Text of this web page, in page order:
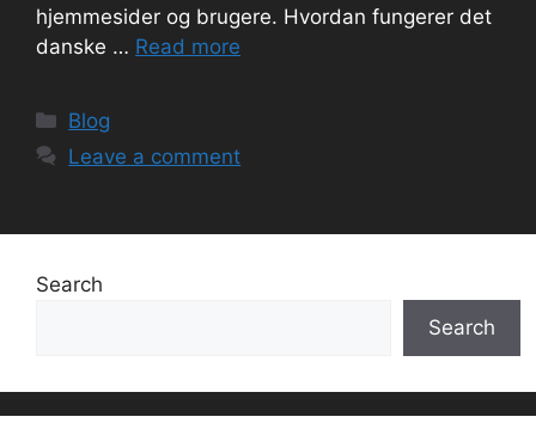
hjemmesider og brugere. Hvordan fungerer det
danske … Read more
Categories
Blog
Leave a comment
Search
Search